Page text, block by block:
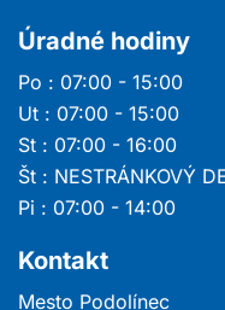
Úradné hodiny
Po : 07:00 - 15:00
Ut : 07:00 - 15:00
St : 07:00 - 16:00
Št : NESTRÁNKOVÝ
Pi : 07:00 - 14:00
Kontakt
Mesto Podolínec